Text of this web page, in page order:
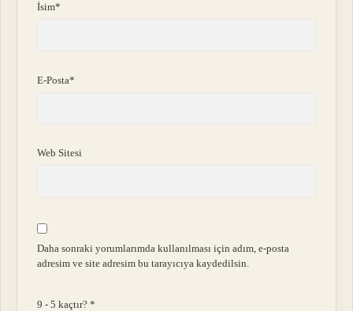
İsim*
E-Posta*
Web Sitesi
Daha sonraki yorumlarımda kullanılması için adım, e-posta
adresim ve site adresim bu tarayıcıya kaydedilsin.
9 - 5 kaçtır?*